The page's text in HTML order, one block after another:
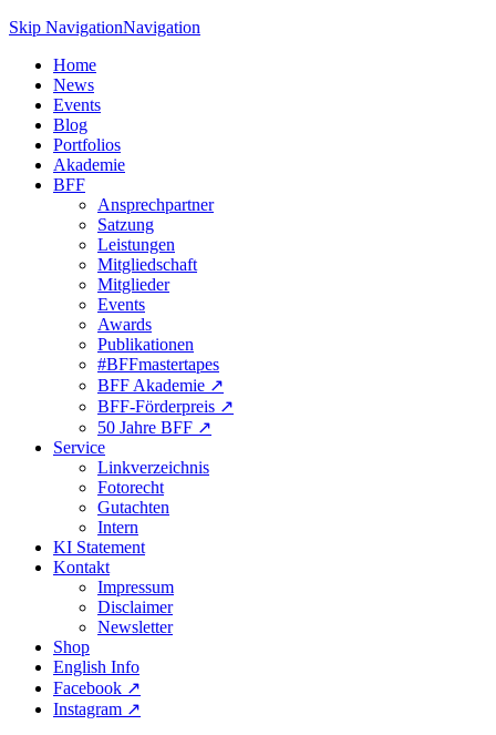
Skip NavigationNavigation
Home
News
Events
Blog
Portfolios
Akademie
BFF
Ansprechpartner
Satzung
Leistungen
Mitgliedschaft
Mitglieder
Events
Awards
Publikationen
#BFFmastertapes
BFF Akademie ↗︎
BFF-Förderpreis ↗︎
50 Jahre BFF ↗︎
Service
Linkverzeichnis
Fotorecht
Gutachten
Intern
KI Statement
Kontakt
Impressum
Disclaimer
Newsletter
Shop
English Info
Facebook ↗︎
Instagram ↗︎